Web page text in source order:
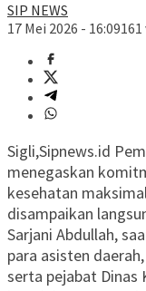
SIP NEWS
17 Mei 2026 - 16:09161
Sigli,Sipnews.id
menegaskan
kesehatan
disampaikan
Sarjani Abdullah,
para asisten
serta pejabat Dinas